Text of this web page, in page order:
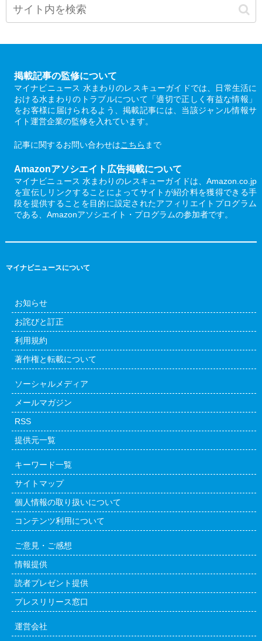
掲載記事の監修について
マイナビニュース 水まわりのレスキューガイドでは、日常生活に
おける水まわりのトラブルについて「適切で正しく有益な情報」
をお客様に届けられるよう、掲載記事には、当該ジャンル情報サ
イト運営企業の監修を入れています。
記事に関するお問い合わせはこちら まで
Amazonアソシエイト広告掲載について
マイナビニュース 水まわりのレスキューガイドは、Amazon.co.jp
を宣伝しリンクすることによってサイトが紹介料を獲得できる手
段を提供することを目的に設定されたアフィリエイトプログラム
である、Amazonアソシエイト・プログラムの参加者です。
マイナビニュースについて
お知らせ
お詫びと訂正
利用規約
著作権と転載について
ソーシャルメディア
メールマガジン
RSS
提供元一覧
キーワード一覧
サイトマップ
個人情報の取り扱いについて
コンテンツ利用について
ご意見・ご感想
情報提供
読者プレゼント提供
プレスリリース窓口
運営会社